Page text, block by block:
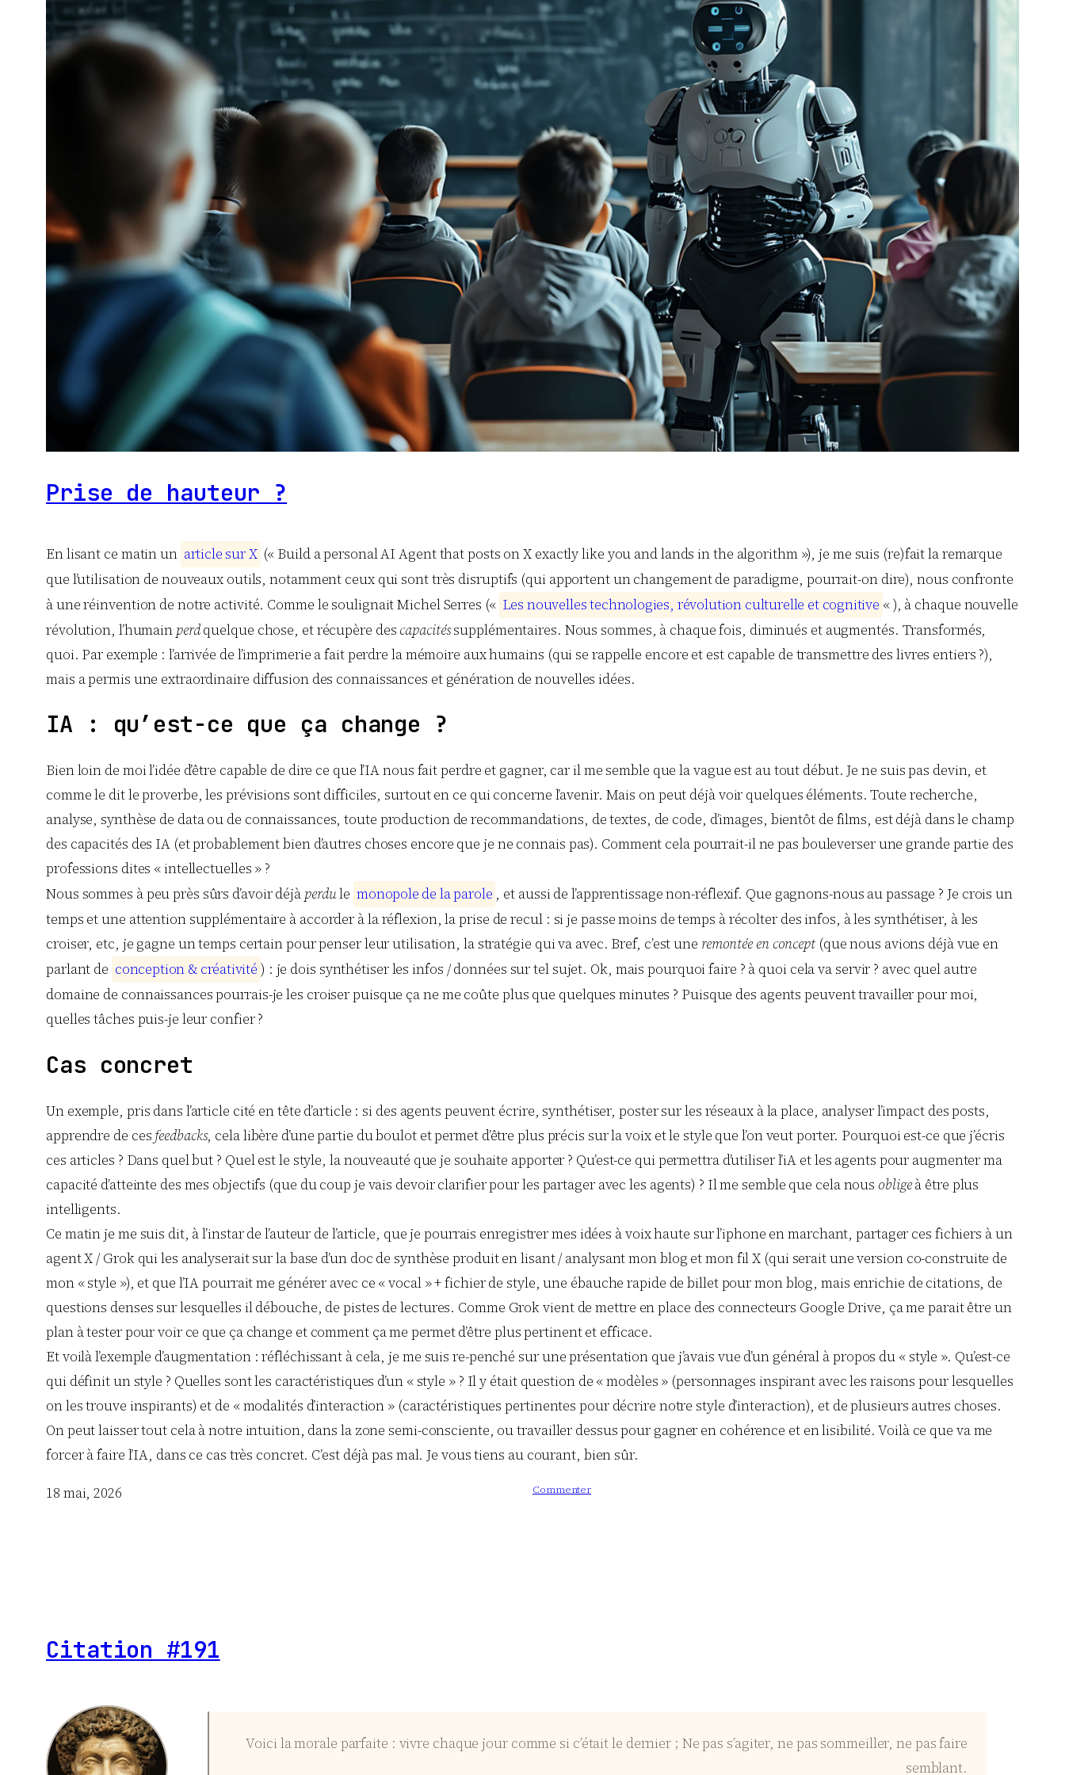
Prise de hauteur ?
En lisant ce matin un article surX (« Build a personal AI Agent that posts on X exactly like you and lands in the algorithm »), je me suis (re)fait la remarque
que l’utilisation de nouveaux outils, notamment ceux qui sont très disruptifs (qui apportent un changement de paradigme, pourrait-on dire), nous confronte
à une réinvention de notre activité. Comme le soulignait Michel Serres (« Les nouvellestechnologies, révolution culturelle et cognitive « ), à chaque nouvelle
révolution, l’humain perdquelque chose, et récupère des capacitéssupplémentaires. Nous sommes, à chaque fois, diminués et augmentés. Transformés,
quoi. Par exemple : l’arrivée de l’imprimerie a fait perdre la mémoire aux humains (qui se rappelle encore et est capable de transmettre des livres entiers ?),
mais a permis une extraordinaire diffusion des connaissances et génération de nouvelles idées.
IA : qu’est-ce que ça change ?
Bien loin de moi l’idée d’être capable de dire ce que l’IA nous fait perdre et gagner, car il me semble que la vague est au tout début. Je ne suis pas devin, et
comme le dit le proverbe, les prévisions sont difficiles, surtout en ce qui concerne l’avenir. Mais on peut déjà voir quelques éléments. Toute recherche,
analyse, synthèse de data ou de connaissances, toute production de recommandations, de textes, de code, d’images, bientôt de films, est déjà dans le champ
des capacités des IA (et probablement bien d’autres choses encore que je ne connais pas). Comment cela pourrait-il ne pas bouleverser une grande partie des
professions dites « intellectuelles » ?
Nous sommes à peu près sûrs d’avoir déjà perdule monopole de laparole , et aussi de l’apprentissage non-réflexif. Que gagnons-nous au passage ? Je crois un
temps et une attention supplémentaire à accorder à la réflexion, la prise de recul : si je passe moins de temps à récolter des infos, à les synthétiser, à les
croiser, etc, je gagne un temps certain pour penser leur utilisation, la stratégie qui va avec. Bref, c’est une remontée en concept(que nous avions déjà vue en
parlant de conception & créativité ) : je dois synthétiser les infos / données sur tel sujet. Ok, mais pourquoi faire ? à quoi cela va servir ? avec quel autre
domaine de connaissances pourrais-je les croiser puisque ça ne me coûte plus que quelques minutes ? Puisque des agents peuvent travailler pour moi,
quelles tâches puis-je leur confier ?
Cas concret
Un exemple, pris dans l’article cité en tête d’article : si des agents peuvent écrire, synthétiser, poster sur les réseaux à la place, analyser l’impact des posts,
apprendre de ces feedbacks, cela libère d’une partie du boulot et permet d’être plus précis sur la voix et le style que l’on veut porter. Pourquoi est-ce que j’écris
ces articles ? Dans quel but ? Quel est le style, la nouveauté que je souhaite apporter ? Qu’est-ce qui permettra d’utiliser l’iA et les agents pour augmenter ma
capacité d’atteinte des mes objectifs (que du coup je vais devoir clarifier pour les partager avec les agents) ? Il me semble que cela nous obligeà être plus
intelligents.
Ce matin je me suis dit, à l’instar de l’auteur de l’article, que je pourrais enregistrer mes idées à voix haute sur l’iphone en marchant, partager ces fichiers à un
agent X / Grok qui les analyserait sur la base d’un doc de synthèse produit en lisant / analysant mon blog et mon fil X (qui serait une version co-construite de
mon « style »), et que l’IA pourrait me générer avec ce « vocal » + fichier de style, une ébauche rapide de billet pour mon blog, mais enrichie de citations, de
questions denses sur lesquelles il débouche, de pistes de lectures. Comme Grok vient de mettre en place des connecteurs Google Drive, ça me parait être un
plan à tester pour voir ce que ça change et comment ça me permet d’être plus pertinent et efficace.
Et voilà l’exemple d’augmentation : réfléchissant à cela, je me suis re-penché sur une présentation que j’avais vue d’un général à propos du « style ». Qu’est-ce
qui définit un style ? Quelles sont les caractéristiques d’un « style » ? Il y était question de « modèles » (personnages inspirant avec les raisons pour lesquelles
on les trouve inspirants) et de « modalités d’interaction » (caractéristiques pertinentes pour décrire notre style d’interaction), et de plusieurs autres choses.
On peut laisser tout cela à notre intuition, dans la zone semi-consciente, ou travailler dessus pour gagner en cohérence et en lisibilité. Voilà ce que va me
forcer à faire l’IA, dans ce cas très concret. C’est déjà pas mal. Je vous tiens au courant, bien sûr.
18 mai, 2026
Commenter
r
Citation #191
Voici la morale parfaite : vivre chaque jour comme si c’était le dernier ; Ne pas s’agiter, ne pas sommeiller, ne pas faire
semblant.